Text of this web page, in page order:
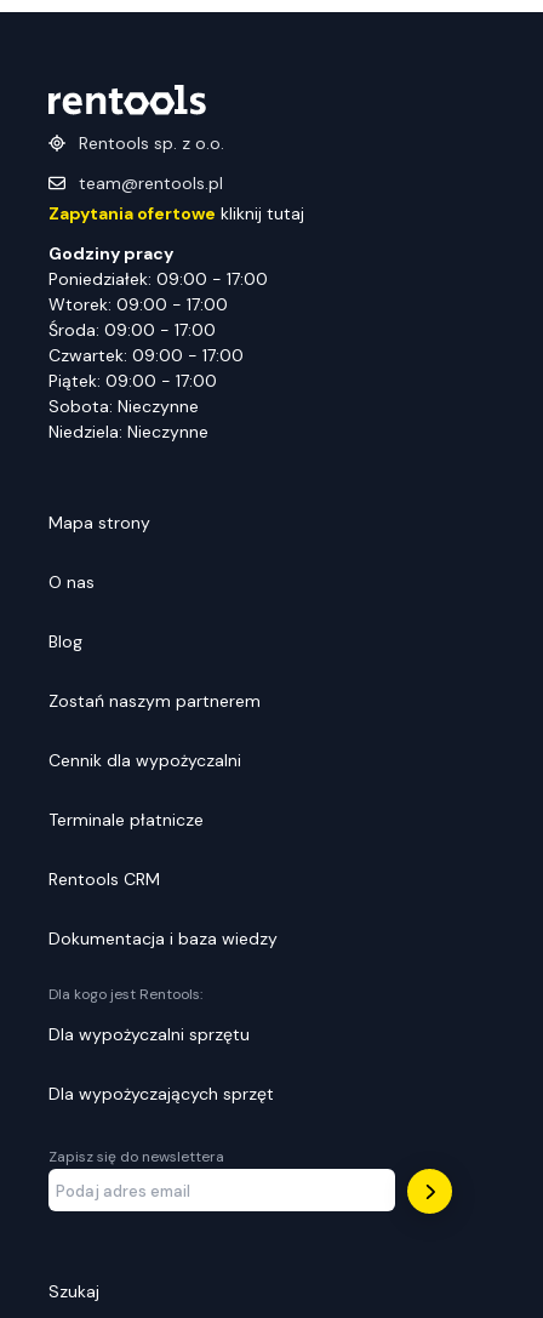
Rentools sp. z o.o.
team@rentools.pl
Zapytania ofertowe kliknij tutaj
Godziny pracy
Poniedziałek: 09:00 - 17:00
Wtorek: 09:00 - 17:00
Środa: 09:00 - 17:00
Czwartek: 09:00 - 17:00
Piątek: 09:00 - 17:00
Sobota: Nieczynne
Niedziela: Nieczynne
Mapa strony
O nas
Blog
Zostań naszym partnerem
Cennik dla wypożyczalni
Terminale płatnicze
Rentools CRM
Dokumentacja i baza wiedzy
Dla kogo jest Rentools:
Dla wypożyczalni sprzętu
Dla wypożyczających sprzęt
Zapisz się do newslettera
Szukaj